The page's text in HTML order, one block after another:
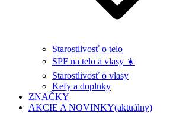
Starostlivosť o telo
SPF na telo a vlasy ☀️
Starostlivosť o vlasy
Kefy a doplnky
ZNAČKY
AKCIE A NOVINKY(aktuálny)